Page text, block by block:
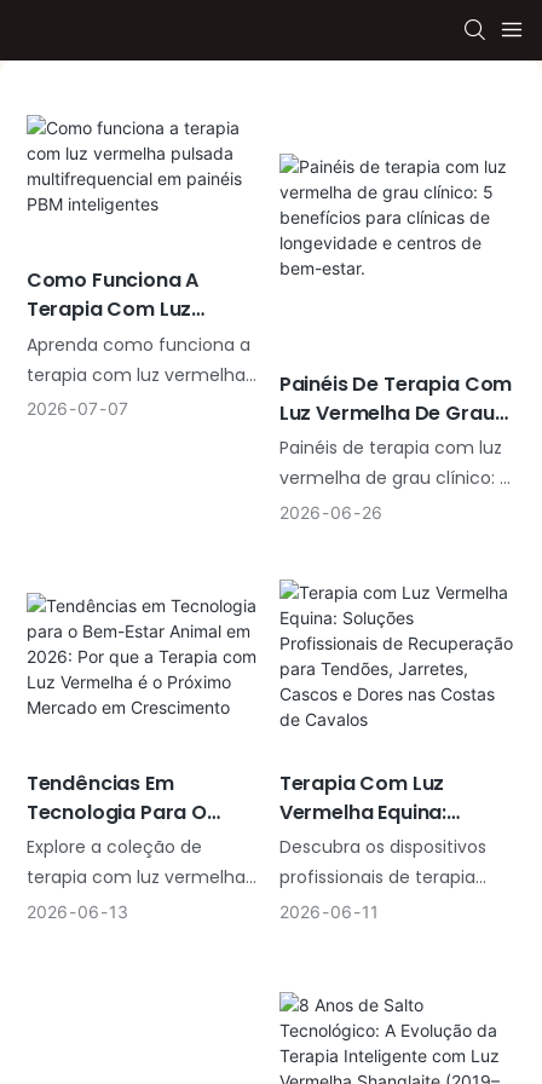
Como Funciona A
Terapia Com Luz
Vermelha Pulsada
Multifrequencial Em
Painéis PBM Inteligentes
Aprenda como funciona a
terapia com luz vermelha
pulsada multifrequencial,
comprimentos de onda e
frequências de pulsação
personalizados, design de
marca própria e suporte de
2026 07 07
Painéis De Terapia Com
Luz Vermelha De Grau
Clínico: 5 Benefícios
Para Clínicas De
Longevidade E Centros
Painéis de terapia com luz
vermelha de grau clínico: 5
benefícios para clínicas de
Você pode ter se deparado
com esta situação: um
cliente comparece a três
resultados e, em seguida,
para de agendar sessões
de acompanhamento. Isso
é frustrante porque você
sabe que a terapia com luz
eficácia, mas, na prática,
ela não atende às
expectativas. O problema
2026 06 26
Tendências Em
Tecnologia Para O
Bem-Estar Animal Em
2026: Por Que A Terapia
Com Luz Vermelha É O
Explore a coleção de
terapia com luz vermelha
de nível clínico da
2026 06 13
Terapia Com Luz
Vermelha Equina:
Soluções Profissionais
De Recuperação Para
Tendões, Jarretes,
Descubra os dispositivos
profissionais de terapia
com luz vermelha para
terapia de
fotobiomodulação de 660
nm e 850 nm aceleram a
2026 06 11